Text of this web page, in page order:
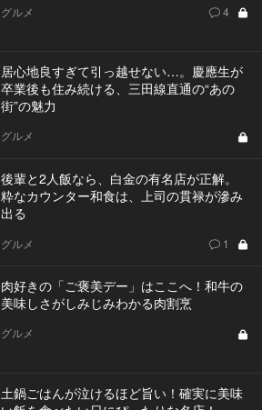
グルメ 4
居心地良すぎて引っ越せない…。慶應生が
卒業後も住み続ける、三田線直通の“あの
街”の魅力
グルメ
後輩と2人飯なら、白金の有名店が正解。
粋なカウンター和食は、上司の貫禄が滲み
出る
グルメ 1
肉好きの「ご褒美デー」はここへ！和牛の
美味しさがしみじみわかる肉割烹
グルメ
土鍋ごはんが泣けるほど旨い！確実に美味